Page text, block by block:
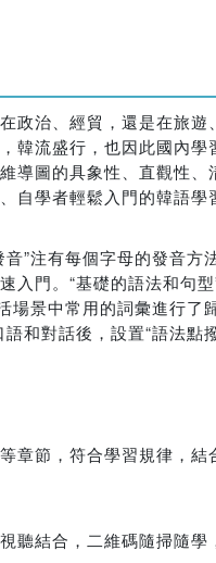
政治、經貿，還是在旅
韓流盛行，也因此國內
導圖的具象性、直觀性
自學者輕鬆入門的韓語
”注有每個字母的發音
入門。“基礎的語法和句
場景中常用的詞彙進行
和對話後，設置“語法點
章節，符合學習規律，
結合，二維碼隨掃隨學